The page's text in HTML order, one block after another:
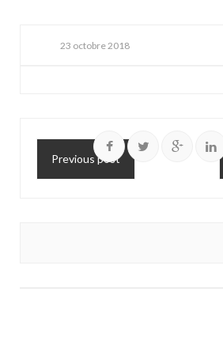
23 octobre 2018
Previous post